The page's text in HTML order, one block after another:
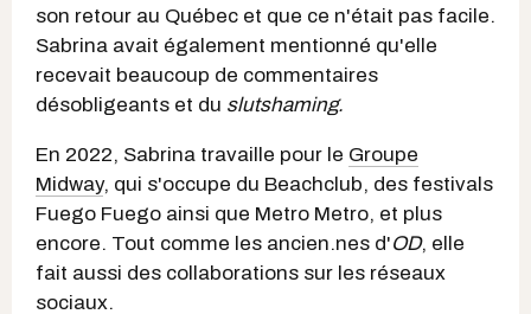
son retour au Québec et que ce n'était pas facile.
Sabrina avait également mentionné qu'elle
recevait beaucoup de commentaires
désobligeants et du slutshaming.
En 2022, Sabrina travaille pour le Groupe
Midway, qui s'occupe du Beachclub, des festivals
Fuego Fuego ainsi que Metro Metro, et plus
encore. Tout comme les ancien.nes d'OD, elle
fait aussi des collaborations sur les réseaux
sociaux.